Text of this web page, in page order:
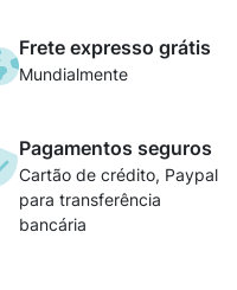
Frete expresso grátis
Mundialmente
Pagamentos seguros
Cartão de crédito, Paypal
para transferência
bancária